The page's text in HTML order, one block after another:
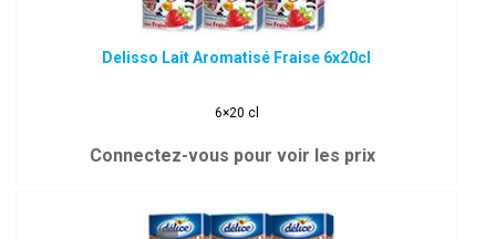
Delisso Lait Aromatisé Fraise 6x20cl
6×20 cl
Connectez-vous pour voir les prix